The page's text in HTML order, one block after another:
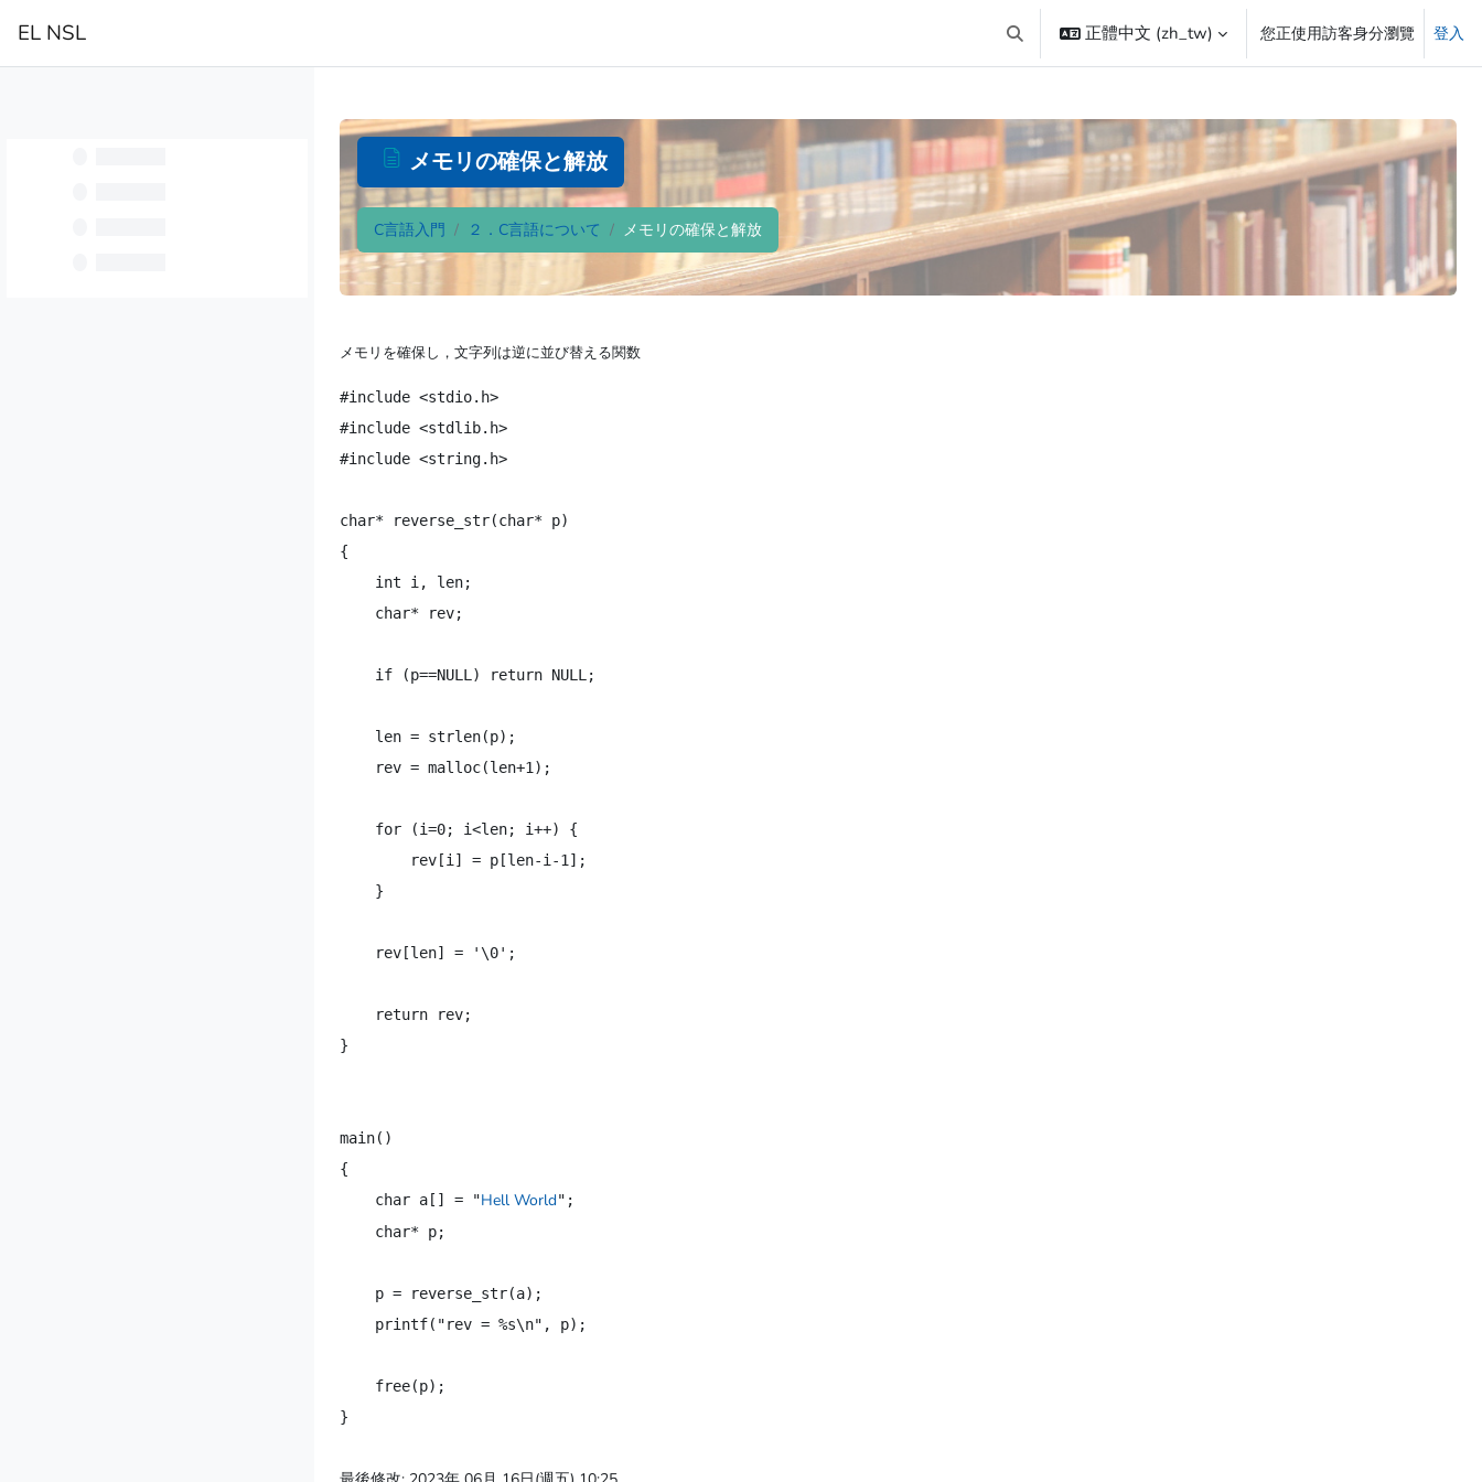
EL NSL 切換搜尋輸入框正體中文 ‎(zh_tw)‎ 您正使用訪客身分瀏覽 登入
メモリの確保と解放
C言語入門 ２．C言語について メモリの確保と解放
メモリを確保し，文字列は逆に並び替える関数
#include <stdio.h>
#include <stdlib.h>
#include <string.h>
char* reverse_str(char* p)
{
    int i, len;
    char* rev;
    if (p==NULL) return NULL;
    len = strlen(p);
    rev = malloc(len+1);
    for (i=0; i<len; i++) {
        rev[i] = p[len-i-1];
    }
    rev[len] = '\0';
    return rev;
}
main()
{
    char a[] = "
Hell World";
    char* p;
    p = reverse_str(a);
    printf("rev = %s\n", p);
    free(p);